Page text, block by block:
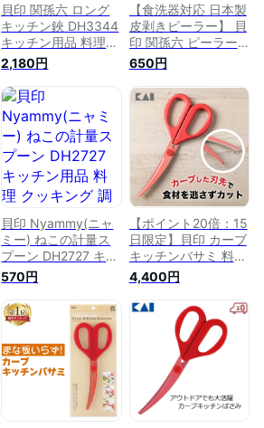
貝印 関孫六 ロング
キッチン鋏 DH3344
キッチン用品 料理
クッキング 調理器具
便利用品
2,180円
【食洗器対応 日本製
皮剥きピーラー】 貝
印 関孫六 ピーラー
コンパクト DH3341
キッチン用品 料理
クッキング 調理器具
便利用品 皮むき メ
ール便
650円
貝印 Nyammy(ニャ
ミー) ねこの計量ス
プーン DH2727 キッ
チン用品 料理 クッ
キング 調理器具 便
利用品 メール便
570円
【ポイント20倍：15
日限定】貝印 カーブ
キッチンバサミ 料理
家の逸品 | DH2501
食洗機対応 キッチン
バサミ キッチンばさ
み 大型 ステンレス
キッチン鋏 調理ばさ
み 調理バサミ おし
ゃれ ギフト 調理器
具 メール便 [M便
1/1] ハサミ
4,400円